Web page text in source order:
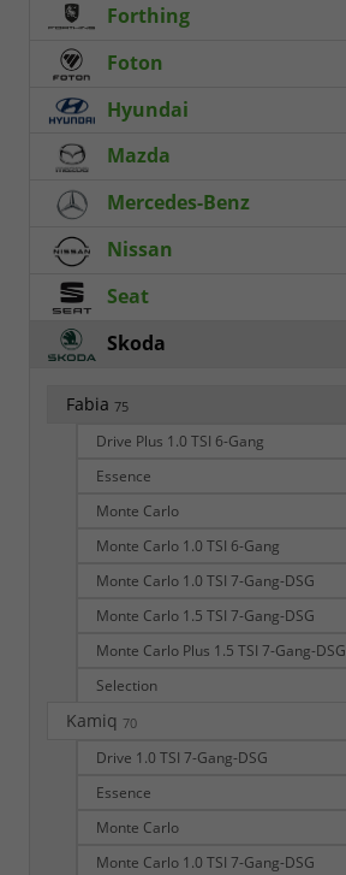
Forthing
Foton
Hyundai
Mazda
Mercedes-Benz
Nissan
Seat
Skoda
Fabia 75
Drive Plus 1.0 TSI 6-Gang
Essence
Monte Carlo
Monte Carlo 1.0 TSI 6-Gang
Monte Carlo 1.0 TSI 7-Gang-DSG
Monte Carlo 1.5 TSI 7-Gang-DSG
Monte Carlo Plus 1.5 TSI 7-Gang-DSG
Selection
Kamiq 70
Drive 1.0 TSI 7-Gang-DSG
Essence
Monte Carlo
Monte Carlo 1.0 TSI 7-Gang-DSG